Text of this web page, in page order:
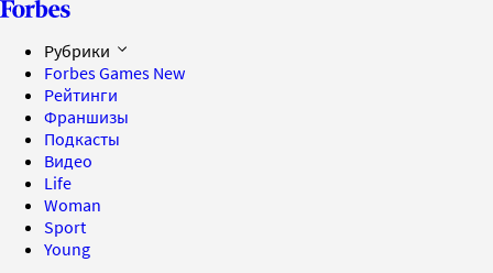
Рубрики
Forbes Games New
Рейтинги
Франшизы
Подкасты
Видео
Life
Woman
Sport
Young